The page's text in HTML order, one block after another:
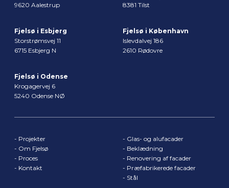
9620 Aalestrup
8381 Tilst
Fjelsø i Esbjerg
Storstrømsvej 11
6715 Esbjerg N
Fjelsø i København
Islevdalvej 186
2610 Rødovre
Fjelsø i Odense
Krogagervej 6
5240 Odense NØ
- Projekter
- Om Fjelsø
- Proces
- Kontakt
- Glas- og alufacader
- Beklædning
- Renovering af facader
- Præfabrikerede facader
- Stål